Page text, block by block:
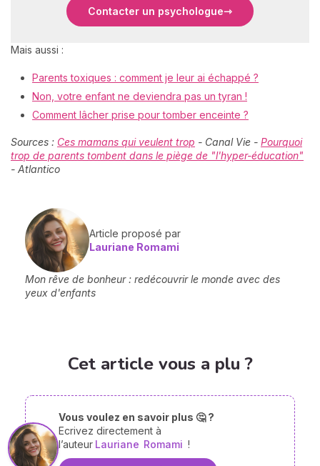
Contacter un psychologue
Mais aussi :
Parents toxiques : comment je leur ai échappé ?
Non, votre enfant ne deviendra pas un tyran !
Comment lâcher prise pour tomber enceinte ?
Sources : Ces mamans qui veulent trop - Canal Vie - Pourquoi
trop de parents tombent dans le piège de "l'hyper-éducation"
- Atlantico
Article proposé par
Lauriane Romami
Mon rêve de bonheur : redécouvrir le monde avec des
yeux d'enfants
Cet article vous a plu ?
Vous voulez en savoir plus 🤔 ?
Ecrivez directement à
l’auteur Lauriane Romami !